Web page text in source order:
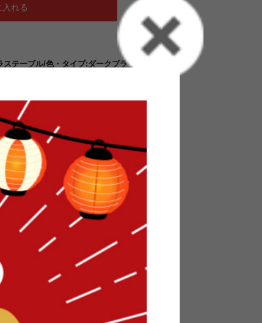
入れる
テーブル/色・タイプ:ダークブラウン&ナ
』ガラステーブル(幅80cm)です。ガラス
収納スペースがあり使い勝手バツグン!ディ
るので、お気に入りの小物や雑貨を飾って
ンプルなフォルムでお部屋に圧迫感を与え
いただけるガラステーブルです。